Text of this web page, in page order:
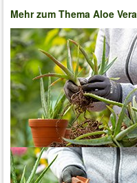
Mehr zum Thema Aloe Vera